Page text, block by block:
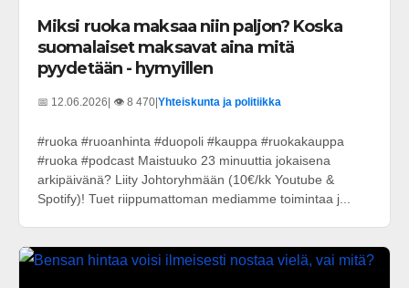
Miksi ruoka maksaa niin paljon? Koska
suomalaiset maksavat aina mitä
pyydetään - hymyillen
📅 12.06.2026 | 👁️ 8 470 Yhteiskunta ja politiikka
#ruoka #ruoanhinta #duopoli #kauppa #ruokakauppa
#ruoka #podcast Maistuuko 23 minuuttia jokaisena
arkipäivänä? Liity Johtoryhmään (10€/kk Youtube &
Spotify)! Tuet riippumattoman mediamme toimintaa j...